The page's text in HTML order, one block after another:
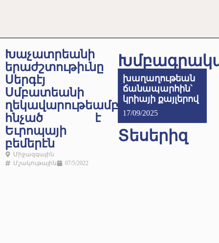
Խաչատրեանի
երաժշտութիւնը
Սերգէյ
Սմբատեանի
ղեկավարութեամբ
հնչած է
Եւրոպայի
բեմերէն
Միջազգային
Մշակութային
07/5/2022
խաղաղութեան
ճանապարհին՝
կրիայի քայլերով
17/09/2025
Տեսերիզ